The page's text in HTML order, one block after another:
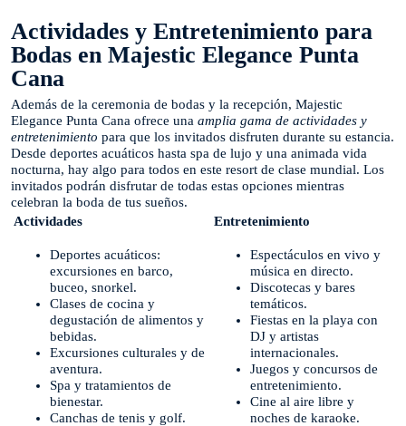
Actividades y Entretenimiento para
Bodas en Majestic Elegance Punta
Cana
Además de la ceremonia de bodas y la recepción, Majestic
Elegance Punta Cana ofrece una amplia gama de actividades y
entretenimiento para que los invitados disfruten durante su estancia.
Desde deportes acuáticos hasta spa de lujo y una animada vida
nocturna, hay algo para todos en este resort de clase mundial. Los
invitados podrán disfrutar de todas estas opciones mientras
celebran la boda de tus sueños.
Actividades
Entretenimiento
Deportes acuáticos:
excursiones en barco,
buceo, snorkel.
Clases de cocina y
degustación de alimentos y
bebidas.
Excursiones culturales y de
aventura.
Spa y tratamientos de
bienestar.
Canchas de tenis y golf.
Espectáculos en vivo y
música en directo.
Discotecas y bares
temáticos.
Fiestas en la playa con
DJ y artistas
internacionales.
Juegos y concursos de
entretenimiento.
Cine al aire libre y
noches de karaoke.